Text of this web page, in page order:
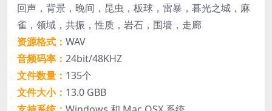
回声，背景，晚间，昆虫，板球，雷暴，暮光之城，麻
雀，领域，共振，性质，岩石，围墙，走廊
资源格式： WAV
音频码率： 24bit/48KHZ
文件数量： 135个
文件大小： 13.0 GBB